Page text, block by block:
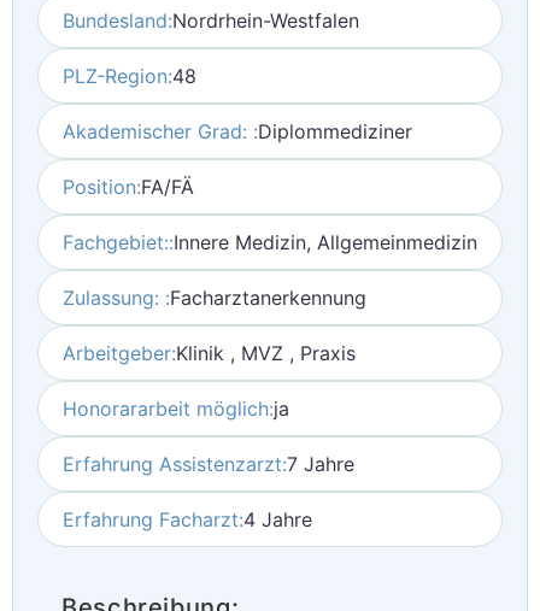
Bundesland:Nordrhein-Westfalen
PLZ-Region:48
Akademischer Grad: :Diplommediziner
Position:FA/FÄ
Fachgebiet::Innere Medizin, Allgemeinmedizin
Zulassung: :Facharztanerkennung
Arbeitgeber:Klinik , MVZ , Praxis
Honorararbeit möglich:ja
Erfahrung Assistenzarzt:7 Jahre
Erfahrung Facharzt:4 Jahre